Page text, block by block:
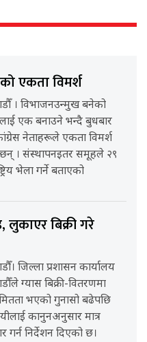
एकता विमर्श
। विभाजनउन्मुख बनेको
एक बनाउने भन्दै बुधबार
नेताहरूले एकता विमर्श
। संस्थापनइतर समूहले २९
भेला गर्ने बताएको
लुकाएर बिक्री गरे
जिल्ला प्रशासन कार्यालय
ग्यास बिक्री-वितरणमा
भएको गुनासो बढेपछि
कानुनअनुसार मात्र
गर्न निर्देशन दिएको छ।